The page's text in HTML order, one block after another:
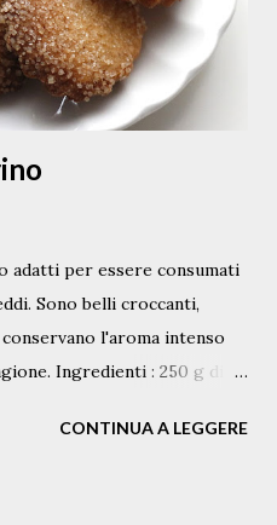
adatti per essere consumati
Sono belli croccanti,
l'aroma intenso
Ingredienti : 250 g di
con la vaniglia)
CONTINUA A LEGGERE